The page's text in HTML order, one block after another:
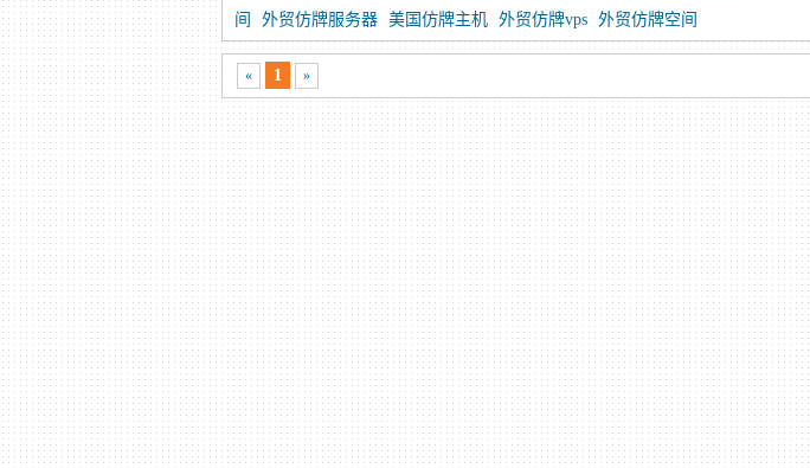
间
外贸仿牌服务器 美国仿牌主机 外贸仿牌vps 外贸仿牌空间
« 1 »